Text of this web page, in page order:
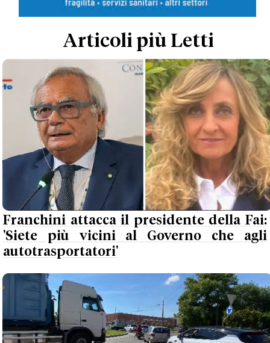
Articoli più Letti
Franchini attacca il presidente della Fai:
'Siete più vicini al Governo che agli
autotrasportatori'